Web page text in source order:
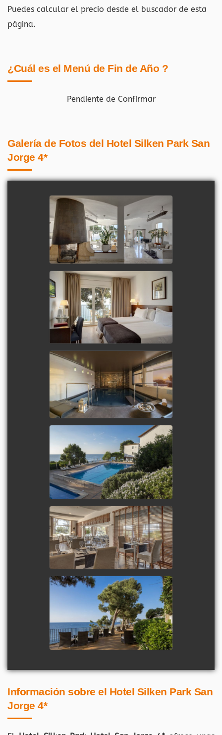
Puedes calcular el precio desde el buscador de esta
página.
¿Cuál es el Menú de Fin de Año ?
Pendiente de Confirmar
Galería de Fotos del Hotel Silken Park San
Jorge 4*
Información sobre el Hotel Silken Park San
Jorge 4*